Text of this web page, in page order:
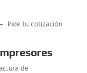
Pide tu cotización
de